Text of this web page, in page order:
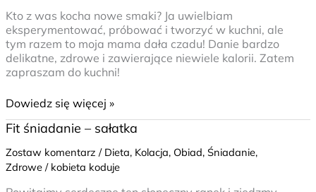
Kto z was kocha nowe smaki? Ja uwielbiam
eksperymentować, próbować i tworzyć w kuchni, ale
tym razem to moja mama dała czadu! Danie bardzo
delikatne, zdrowe i zawierające niewiele kalorii. Zatem
zapraszam do kuchni!
Dowiedz się więcej »
Fit śniadanie – sałatka
Zostaw komentarz / Dieta, Kolacja, Obiad, Śniadanie,
Zdrowe/ kobieta koduje
Fit
–
sałatka